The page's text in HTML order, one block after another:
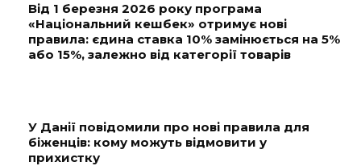
Від 1 березня 2026 року програма
«Національний кешбек» отримує нові
правила: єдина ставка 10% замінюється на 5%
або 15%, залежно від категорії товарів
У Данії повідомили про нові правила для
біженців: кому можуть відмовити у
прихистку